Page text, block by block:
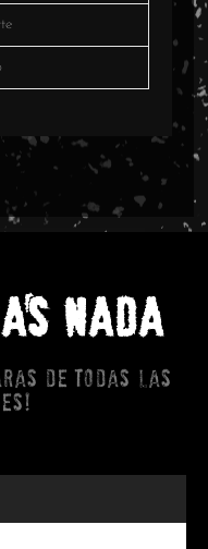
NADA
de todas las